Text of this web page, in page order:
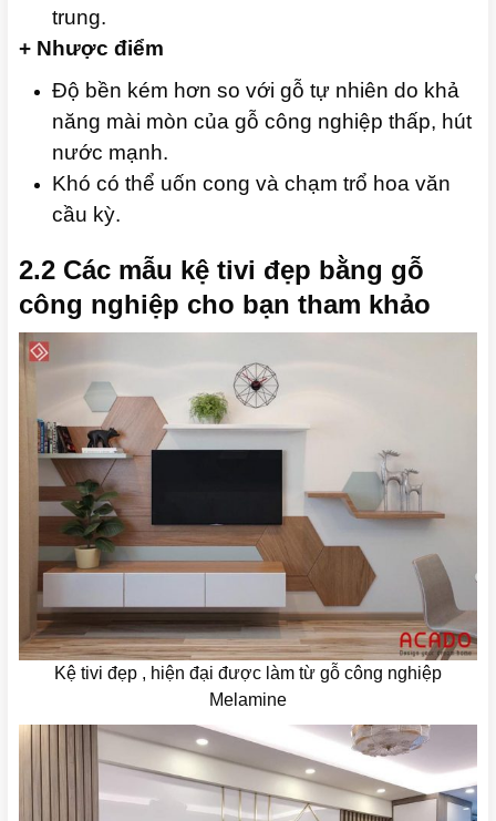
trung.
+ Nhược điểm
Độ bền kém hơn so với gỗ tự nhiên do khả
năng mài mòn của gỗ công nghiệp thấp, hút
nước mạnh.
Khó có thể uốn cong và chạm trổ hoa văn
cầu kỳ.
2.2 Các mẫu kệ tivi đẹp bằng gỗ
công nghiệp cho bạn tham khảo
Kệ tivi đẹp , hiện đại được làm từ gỗ công nghiệp
Melamine